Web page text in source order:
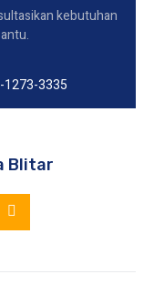
kebutuhan
1273-3335
Blitar